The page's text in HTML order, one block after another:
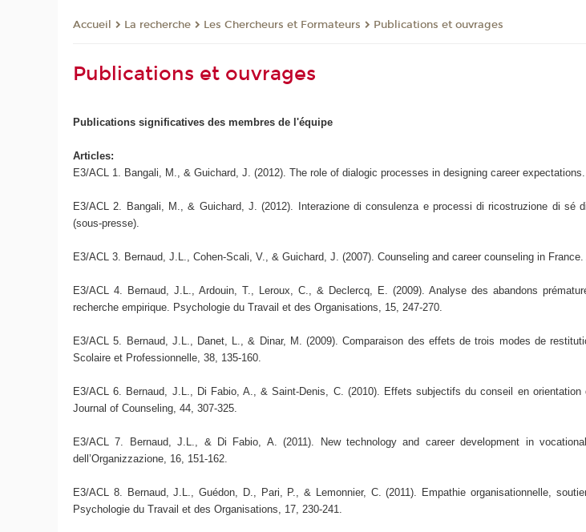
Accueil La recherche Les Chercheurs et Formateurs Publications et ouvrages
Publications et ouvrages
Publications significatives des membres de l'équipe
Articles:
E3/ACL 1. Bangali, M., & Guichard, J. (2012). The role of dialogic processes in designing career
E3/ACL 2. Bangali, M., & Guichard, J. (2012). Interazione di consulenza e processi di ricostruzione di sé
(sous-presse).
E3/ACL 3. Bernaud, J.L., Cohen-Scali, V., & Guichard, J. (2007). Counseling and career counseling in
E3/ACL 4. Bernaud, J.L., Ardouin, T., Leroux, C., & Declercq, E. (2009). Analyse des abandons
recherche empirique. Psychologie du Travail et des Organisations, 15, 247-270.
E3/ACL 5. Bernaud, J.L., Danet, L., & Dinar, M. (2009). Comparaison des effets de trois modes de
Scolaire et Professionnelle, 38, 135-160.
E3/ACL 6. Bernaud, J.L., Di Fabio, A., & Saint-Denis, C. (2010). Effets subjectifs du conseil en
Journal of Counseling, 44, 307-325.
E3/ACL 7. Bernaud, J.L., & Di Fabio, A. (2011). New technology and career development in
dell’Organizzazione, 16, 151-162.
E3/ACL 8. Bernaud, J.L., Guédon, D., Pari, P., & Lemonnier, C. (2011). Empathie organisationnelle,
Psychologie du Travail et des Organisations, 17, 230-241.